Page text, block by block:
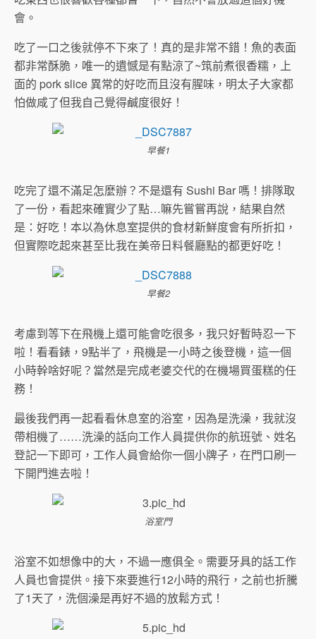
會。
吃了一口之後就停不下來了！真的是非常不錯！魚的表面
都非常酥脆，唯一的遺憾是有點涼了~筑前煮很香糯，上
面的 pork slice 異常的好吃而且沒有腥味，明太子大家都
怕做咸了但我自己覺得鹹度很好！
早餐1
吃完了還不滿足怎麼辦？不是還有 Sushi Bar 嗎！排隊取
了一份，看起來確實少了點…嘛先嘗嘗再說，結果自然
是：好吃！本以為休息室提供的食材新鮮度會有所折扣，
但實際吃起來甚至比我在美帝日料餐廳點的都更好吃！
早餐2
考慮到等下在飛機上還可能會吃很多，我只好暫時忍一下
啦！看看錶，9點半了，飛機是一小時之後登機，這一個
小時幹啥好呢？當然是完成老婆交代的在機場買蛋糕的任
務！
最後我們再一起看看休息室的浴室，因為是洗澡，我就沒
帶相機了……洗澡的話向工作人員提供你的航班號、姓名
登記一下即可，工作人員會給你一個小牌子，在門口刷一
下開門進去啦！
浴室門
浴室不如想像中的大，不過一應俱全。需要牙具的話工作
人員也會提供。接下來要進行12小時的飛行，之前也折騰
了1天了，洗個澡是再好不過的放鬆方式！